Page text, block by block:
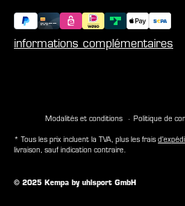
informations complémentaires
Modalités et conditions Politique de
© 2025 Kempa by uhlsport GmbH
* Tous les prix incluent la TVA, plus les frais
livraison, sauf indication contraire.